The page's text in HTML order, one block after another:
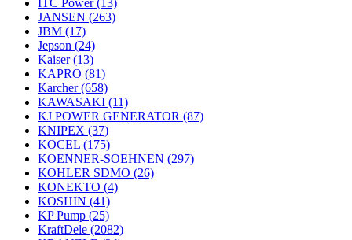
ITC Power(13)
JANSEN (263)
JBM (17)
Jepson (24)
Kaiser(13)
KAPRO (81)
Karcher(658)
KAWASAKI (11)
KJ POWER GENERATOR (87)
KNIPEX (37)
KOCEL (175)
KOENNER-SOEHNEN (297)
KOHLER SDMO (26)
KONEKTO (4)
KOSHIN (41)
KP Pump (25)
KraftDele (2082)